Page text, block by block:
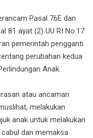
Pasal 76E dan
81 ayat (2) UU RI No.17
pemerintah pengganti
perubahan kedua
Anak.
atau ancaman
melakukan
anak untuk melakukan
dan memaksa